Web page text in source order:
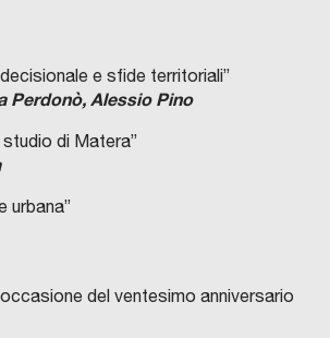
e sfide territoriali”
Perdonò, Alessio Pino
di Matera”
urbana”
del ventesimo anniversario